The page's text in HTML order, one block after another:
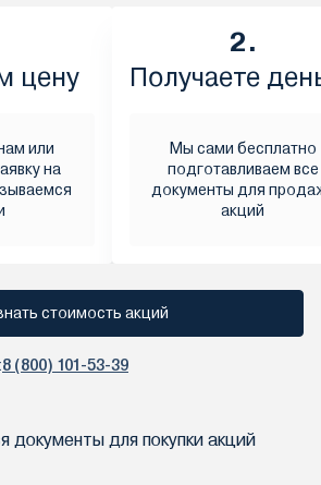
цену
или
на
2.
Получаете
Мы сами бесплатно
подготавливаем все
документы для
акций
стоимость акций
8 (800) 101-53-39
документы для покупки акций